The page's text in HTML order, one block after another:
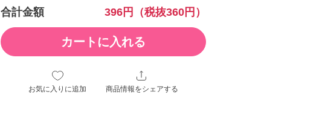
合計金額 396円 （税抜360円）
カートに入れる
お気に入りに追加 商品情報をシェアする